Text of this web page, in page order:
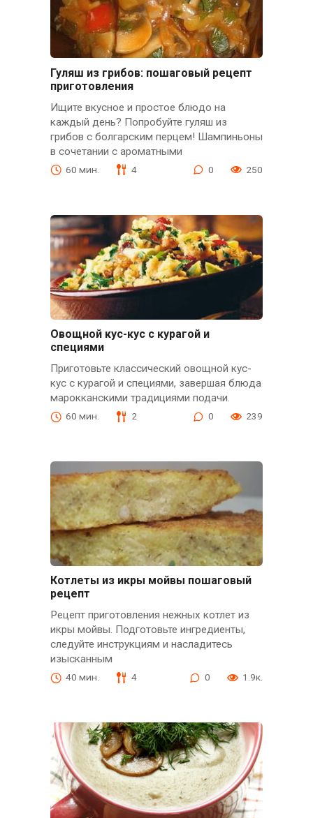
Гуляш из грибов: пошаговый рецепт
приготовления
Ищите вкусное и простое блюдо на
каждый день? Попробуйте гуляш из
грибов с болгарским перцем! Шампиньоны
в сочетании с ароматными
60 мин. 4 0 250
Овощной кус-кус с курагой и
специями
Приготовьте классический овощной кус-
кус с курагой и специями, завершая блюда
марокканскими традициями подачи.
60 мин. 2 0 239
Котлеты из икры мойвы пошаговый
рецепт
Рецепт приготовления нежных котлет из
икры мойвы. Подготовьте ингредиенты,
следуйте инструкциям и насладитесь
изысканным
40 мин. 4 0 1.9к.